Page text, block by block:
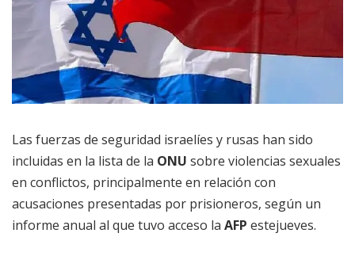
Las fuerzas de seguridad israelíes y rusas han sido
incluidas en la lista de la ONU sobre violencias sexuales
en conflictos, principalmente en relación con
acusaciones presentadas por prisioneros, según un
informe anual al que tuvo acceso la AFP estejueves.